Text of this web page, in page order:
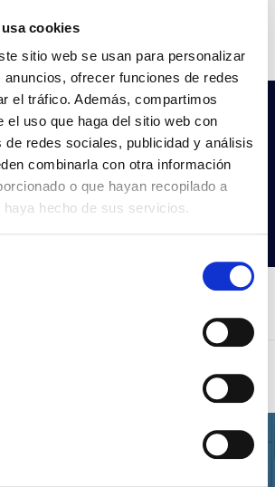
cookies
sitio web se usan para personalizar
ofrecer funciones de redes
el tráfico. Además, compartimos
el uso que haga del sitio web con
de redes sociales, publicidad y análisis
combinarla con otra información
o que hayan recopilado a
haya hecho de sus servicios.
3000K/4000K/5000K
pas ce que vous
recherche avancée
des produits